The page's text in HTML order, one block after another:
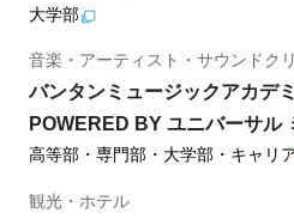
大学部
音楽・アーティスト・サウンドク
バンタンミュージックアカデ
POWERED BY ユニバーサル
高等部・専門部・大学部・キャリ
観光・ホテル